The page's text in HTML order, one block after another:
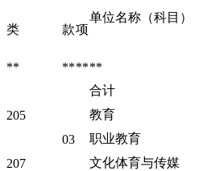
单位名称（科目）
类 款项
** ******
合计
205
教育
03
职业教育
207
文化体育与传媒